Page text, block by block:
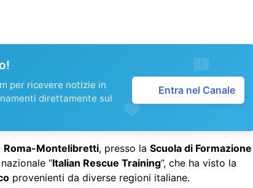
per ricevere notizie in
direttamente sul
Entra nel Canale
Roma-Montelibretti, presso la Scuola di Formazione
“Italian Rescue Training”, che ha visto la
provenienti da diverse regioni italiane.